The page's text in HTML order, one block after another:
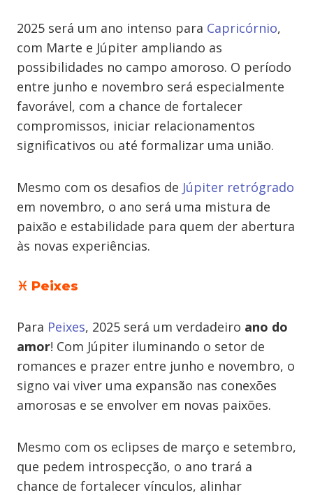
2025 será um ano intenso para Capricórnio,
com Marte e Júpiter ampliando as
possibilidades no campo amoroso. O período
entre junho e novembro será especialmente
favorável, com a chance de fortalecer
compromissos, iniciar relacionamentos
significativos ou até formalizar uma união.
Mesmo com os desafios de Júpiter retrógrado
em novembro, o ano será uma mistura de
paixão e estabilidade para quem der abertura
às novas experiências.
♓ Peixes
Para Peixes, 2025 será um verdadeiro ano do
amor! Com Júpiter iluminando o setor de
romances e prazer entre junho e novembro, o
signo vai viver uma expansão nas conexões
amorosas e se envolver em novas paixões.
Mesmo com os eclipses de março e setembro,
que pedem introspecção, o ano trará a
chance de fortalecer vínculos, alinhar